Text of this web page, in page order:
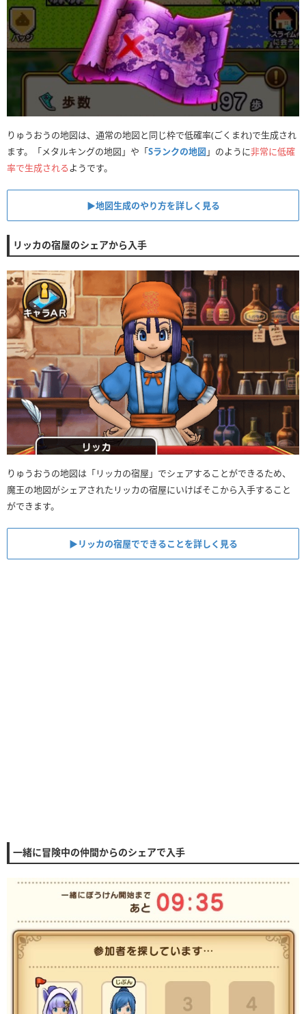
りゅうおうの地図は、通常の地図と同じ枠で低確率(ごくまれ)で生成され
ます。「メタルキングの地図」や「Sランクの地図 」のように非常に低確
率で生成されるようです。
▶︎地図生成のやり方を詳しく見る
リッカの宿屋のシェアから入手
りゅうおうの地図は「リッカの宿屋」でシェアすることができるため、
魔王の地図がシェアされたリッカの宿屋にいけばそこから入手すること
ができます。
▶︎リッカの宿屋でできることを詳しく見る
一緒に冒険中の仲間からのシェアで入手